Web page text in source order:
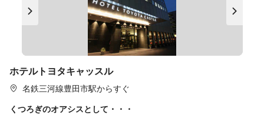
ホテルトヨタキャッスル
名鉄三河線豊田市駅からすぐ
くつろぎのオアシスとして・・・